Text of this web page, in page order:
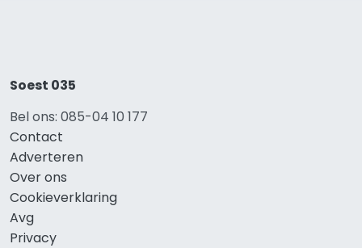
Soest 035
Bel ons: 085-04 10 177
Contact
Adverteren
Over ons
Cookieverklaring
Avg
Privacy